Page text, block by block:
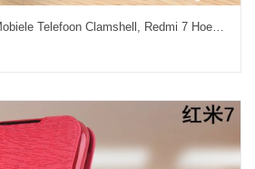
Redmi 7 Hoesje Goud Mobiele Telefoon Clamshell, Redmi 7 Hoesje Rood Hard Braun Beige